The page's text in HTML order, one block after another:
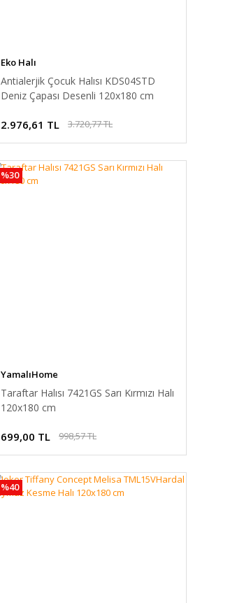
Eko Halı
Antialerjik Çocuk Halısı KDS04STD
Deniz Çapası Desenli 120x180 cm
2.976,61 TL 3.720,77 TL
%30
YamalıHome
Taraftar Halısı 7421GS Sarı Kırmızı Halı
120x180 cm
699,00 TL 998,57 TL
%40